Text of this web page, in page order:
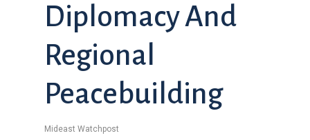
Diplomacy And
Regional
Peacebuilding
Mideast Watchpost